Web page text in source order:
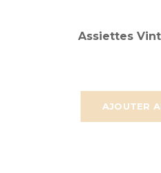
AJOUTER
Assiettes